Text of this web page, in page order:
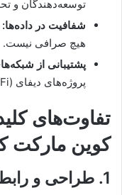
توسعه‌دهندگان و
شفافیت در داده‌ها:
هیچ صرافی نیست.
پشتیبانی از
پروژه‌های دیفای (DeFi) و NFT.
تفاوت‌های
کوین مارکت
1. طراحی و رابط کاربری